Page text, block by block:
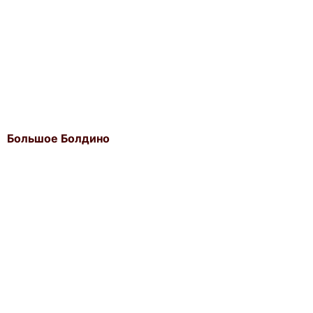
Большое Болдино